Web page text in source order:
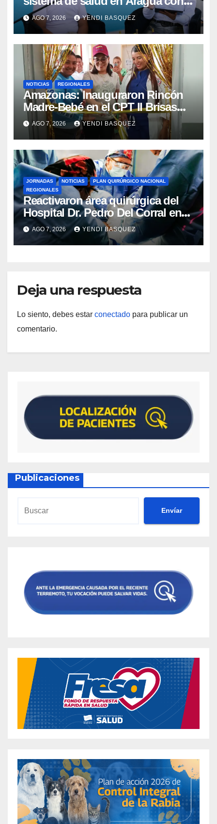
la reinauguración del CDI La Mora
AGO 7, 2026 YENDI BASQUEZ
NOTICIAS REGIONALES
​Amazonas: Inauguraron Rincón
Madre-Bebé en el CPT II Brisas
del Aeropuerto ​Inauguraron
Rincón
AGO 7, 2026 YENDI BASQUEZ
JORNADAS NOTICIAS
PLAN QUIRÚRGICO NACIONAL
REGIONALES
Reactivaron área quirúrgica del
Hospital Dr. Pedro Del Corral en
Guárico
AGO 7, 2026 YENDI BASQUEZ
Deja una respuesta
Lo siento, debes estar conectado para publicar un
comentario.
Publicaciones
Envíar